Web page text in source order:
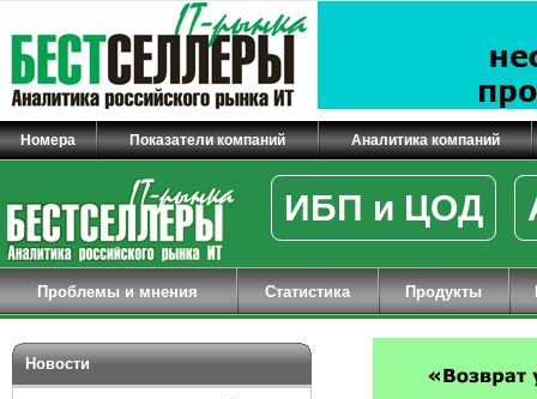
Номера Показатели компаний Аналитика компаний
ИБП и ЦОД
Проблемы и мнения Статистика Продукты
Новости